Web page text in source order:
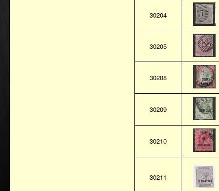
30204
30205
30208
30209
30210
30211